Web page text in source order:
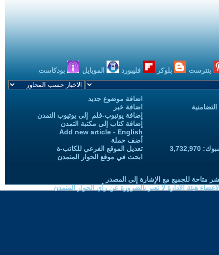
بنترست بلوكر فليبورد الموبايل بودكاست
اضافة موضوع جديد
اضافة خبر
إضافة يوتيوب-فلم إلى يوتيوب التمدن
إضافة كتاب إلى مكتبة التمدن
Add new article - English
أضف حملة
تعديل الموقع الفرعي للكاتب-ة
ابحث في موقع الحوار المتمدن
متاحة للجميع مع الإشارة إلى المصدر
هيئة الادارة لا تعبر بالضرورة عن رأي الحوار المتمدن